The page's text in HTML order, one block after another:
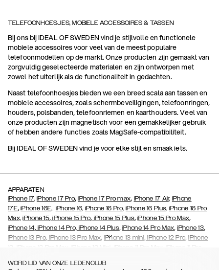
TELEFOONHOESJES, MOBIELE ACCESSOIRES & TASSEN
Bij ons bij IDEAL OF SWEDEN vind je stijlvolle en functionele
mobiele accessoires voor veel van de meest populaire
telefoonmodellen op de markt. Onze producten zijn gemaakt van
zorgvuldig geselecteerde materialen en zijn ontworpen met
zowel het uiterlijk als de functionaliteit in gedachten.
Naast telefoonhoesjes bieden we een breed scala aan tassen en
mobiele accessoires, zoals schermbeveiligingen, telefoonringen,
houders, polsbanden, telefoonriemen en kaarthouders. Veel van
onze producten zijn magnetisch voor een gemakkelijker gebruik
of hebben andere functies zoals MagSafe-compatibiliteit.
Bij IDEAL OF SWEDEN vind je voor elke stijl en smaak iets.
APPARATEN
iPhone 17, iPhone 17 Pro,iPhone 17 Pro max, iPhone 17 Air, iPhone
17E,iPhone 16E, iPhone 16, iPhone 16 Pro, iPhone 16 Plus, iPhone 16 Pro
Max, iPhone 15, iPhone 15 Pro, iPhone 15 Plus,iPhone 15 Pro Max,
iPhone 14,iPhone 14 Pro, iPhone 14 Plus,iPhone 14 Pro Max,iPhone 13,
iPhone 13 Pro, iPhone 13 Pro Max, iPhone 13 mini,iPhone 12 Pro,iPhone
12
iPhone 12 Pro Max iPhone 12 Mini iPhone 11 Pro Max iPhone 11 Pro
(2020),iPhone 8,iPhone 8 Plus,iPhone 7
WORD LID VAN ONZE LEDENCLUB